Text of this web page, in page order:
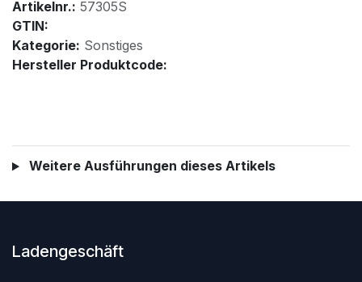
Artikelnr.: 57305S
GTIN:
Kategorie: Sonstiges
Hersteller Produktcode:
Weitere Ausführungen dieses Artikels
Ladengeschäft